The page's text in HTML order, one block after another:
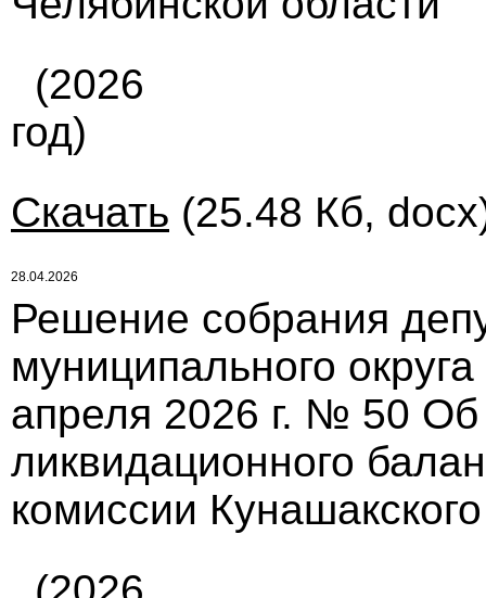
(2026
год)
Скачать (25.48 Кб,
28.04.2026
Решение собрания
муниципального
апреля 2026 г. № 50
ликвидационного
комиссии